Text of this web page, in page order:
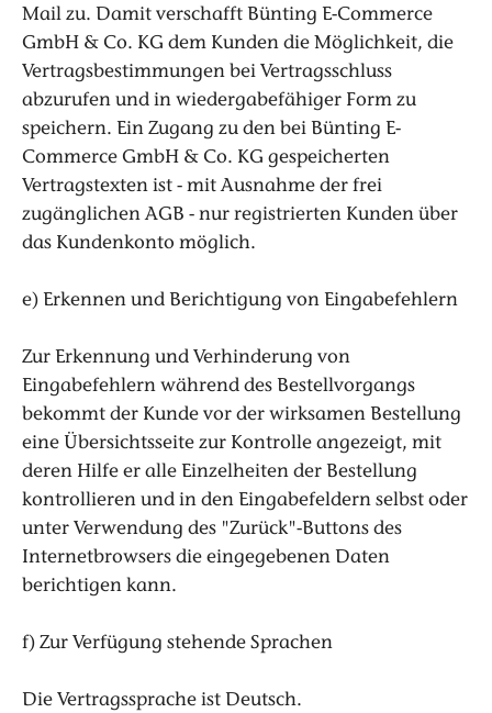
Mail zu. Damit verschafft Bünting E-Commerce
GmbH & Co. KG dem Kunden die Möglichkeit, die
Vertragsbestimmungen bei Vertragsschluss
abzurufen und in wiedergabefähiger Form zu
speichern. Ein Zugang zu den bei Bünting E-
Commerce GmbH & Co. KG gespeicherten
Vertragstexten ist - mit Ausnahme der frei
zugänglichen AGB - nur registrierten Kunden über
das Kundenkonto möglich.
e) Erkennen und Berichtigung von Eingabefehlern
Zur Erkennung und Verhinderung von
Eingabefehlern während des Bestellvorgangs
bekommt der Kunde vor der wirksamen Bestellung
eine Übersichtsseite zur Kontrolle angezeigt, mit
deren Hilfe er alle Einzelheiten der Bestellung
kontrollieren und in den Eingabefeldern selbst oder
unter Verwendung des "Zurück"-Buttons des
Internetbrowsers die eingegebenen Daten
berichtigen kann.
f) Zur Verfügung stehende Sprachen
Die Vertragssprache ist Deutsch.